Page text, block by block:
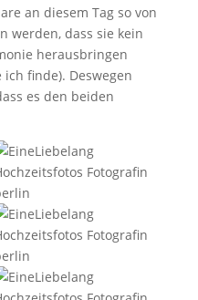
an diesem Tag so von
werden, dass sie kein
herausbringen
finde). Deswegen
es den beiden